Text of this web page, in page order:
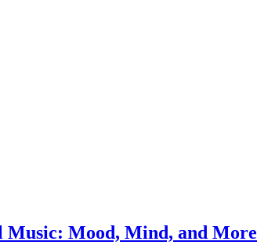
Music: Mood, Mind, and More